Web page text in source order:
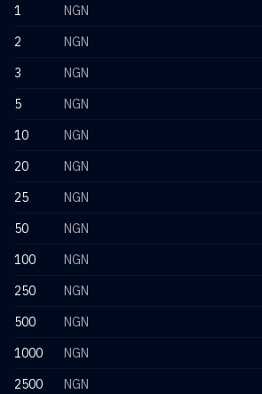
1
NGN
2
NGN
3
NGN
5
NGN
10
NGN
20
NGN
25
NGN
50
NGN
100
NGN
250
NGN
500
NGN
1000
NGN
2500
NGN